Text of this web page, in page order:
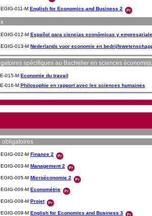
011-M English for Economics and Business 2
012-M Español para ciencias económicas y
013-M Nederlands voor economie en
spécifiques au Bachelier en sciences
015-M Economie du travail
016-M Philosophie en rapport avec les sciences humaines
obligatoires
002-M Finance 2
003-M Management 2
005-M Microéconomie 2
006-M Econométrie
008-M Projet
009-M English for Economics and Business 3